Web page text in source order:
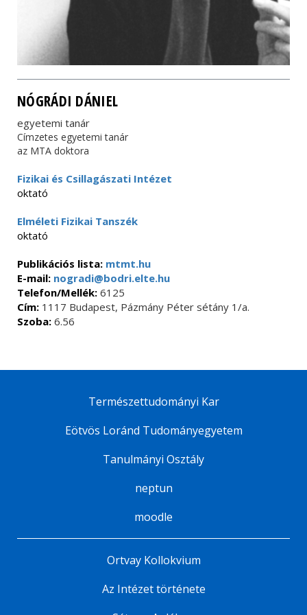
NÓGRÁDI DÁNIEL
egyetemi tanár
Címzetes egyetemi tanár
az MTA doktora
Fizikai és Csillagászati Intézet
oktató
Elméleti Fizikai Tanszék
oktató
Publikációs lista: mtmt.hu
E-mail: nogradi@bodri.elte.hu
Telefon/Mellék: 6125
Cím: 1117 Budapest, Pázmány Péter sétány 1/a.
Szoba: 6.56
Természettudományi Kar
Eötvös Loránd Tudományegyetem
Tanulmányi Osztály
neptun
moodle
Ortvay Kollokvium
Az Intézet története